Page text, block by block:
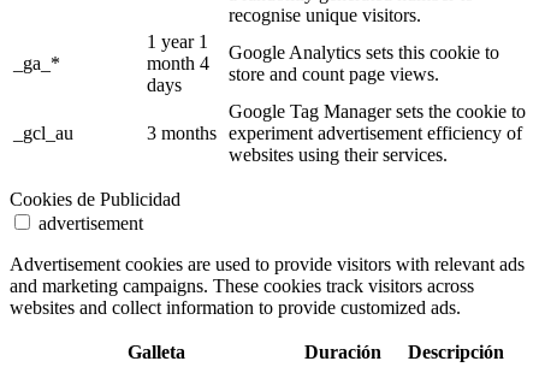
recognise unique visitors.
_ga_*
1 year 1
month 4
days
Google Analytics sets this cookie to
store and count page views.
_gcl_au 3 months
Google Tag Manager sets the cookie to
experiment advertisement efficiency of
websites using their services.
Cookies de Publicidad
advertisement
Advertisement cookies are used to provide visitors with relevant ads
and marketing campaigns. These cookies track visitors across
websites and collect information to provide customized ads.
Galleta Duración Descripción